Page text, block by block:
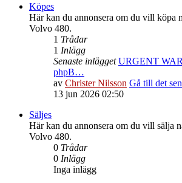
Köpes
Här kan du annonsera om du vill köpa
Volvo 480.
1 Trådar
1 Inlägg
Senaste inlägget URGENT
phpB…
av Christer Nilsson Gå till det
13 jun 2026 02:50
Säljes
Här kan du annonsera om du vill sälja
Volvo 480.
0 Trådar
0 Inlägg
Inga inlägg